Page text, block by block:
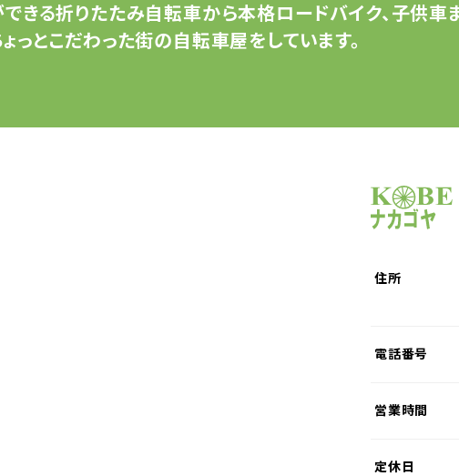
きる折りたたみ自転車から本格ロードバイク、子供車
ょっとこだわった街の自転車屋をしています。
サイクルショッ
住所
電話番号
営業時間
定休日